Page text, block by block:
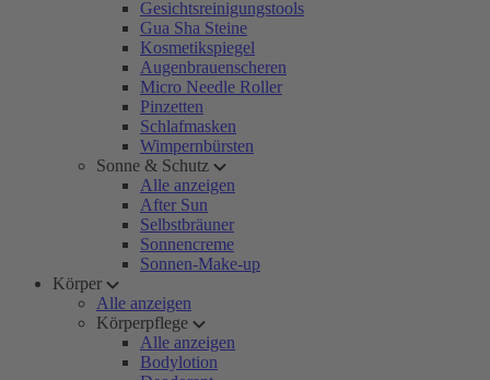
Gesichtsreinigungstools
Gua Sha Steine
Kosmetikspiegel
Augenbrauenscheren
Micro Needle Roller
Pinzetten
Schlafmasken
Wimpernbürsten
Sonne & Schutz
Alle anzeigen
After Sun
Selbstbräuner
Sonnencreme
Sonnen-Make-up
Körper
Alle anzeigen
Körperpflege
Alle anzeigen
Bodylotion